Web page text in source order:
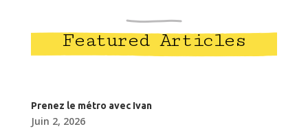
Featured Articles
Prenez le métro avec Ivan
Juin 2, 2026